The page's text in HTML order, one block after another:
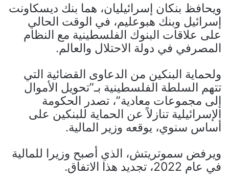
ويحافظ بنكان إسرائيليان، هما بنك ديسكاونت
إسرائيل وبنك هبوعليم، في الوقت الحالي
على علاقات البنوك الفلسطينية مع النظام
المصرفي في دولة الاحتلال والعالم.
ولحماية البنكين من الدعاوى القضائية التي
تتهم السلطة الفلسطينية بـ”تحويل الأموال
إلى مجموعات معادية”، تصدر الحكومة
الإسرائيلية تنازلاً عن الحماية للبنكين على
أساس سنوي، يوقعه وزير المالية.
ويرفض سموتريتش، الذي أصبح وزيرا للمالية
في عام 2022، تجديد هذا الاتفاق.